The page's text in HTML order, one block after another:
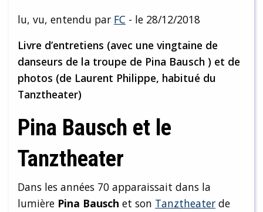
lu, vu, entendu par FC - le 28/12/2018
Livre d’entretiens (avec une vingtaine de
danseurs de la troupe de Pina Bausch ) et de
photos (de Laurent Philippe, habitué du
Tanztheater)
Pina Bausch et le
Tanztheater
Dans les années 70 apparaissait dans la
lumière Pina Bausch et son Tanztheater de